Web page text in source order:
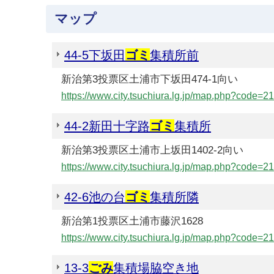
マップ
44-5下坂田 ゴミ 集積所前
新治第3投票区土浦市下坂田474-1向い
https://www.city.tsuchiura.lg.jp/
44-2新田十字路ゴミ 集積所
新治第3投票区土浦市上坂田1402-2向い
https://www.city.tsuchiura.lg.jp/
42-6池の台ゴミ 集積所隣
新治第1投票区土浦市藤沢1628
https://www.city.tsuchiura.lg.jp/
13-3ごみ集積場脇空き地